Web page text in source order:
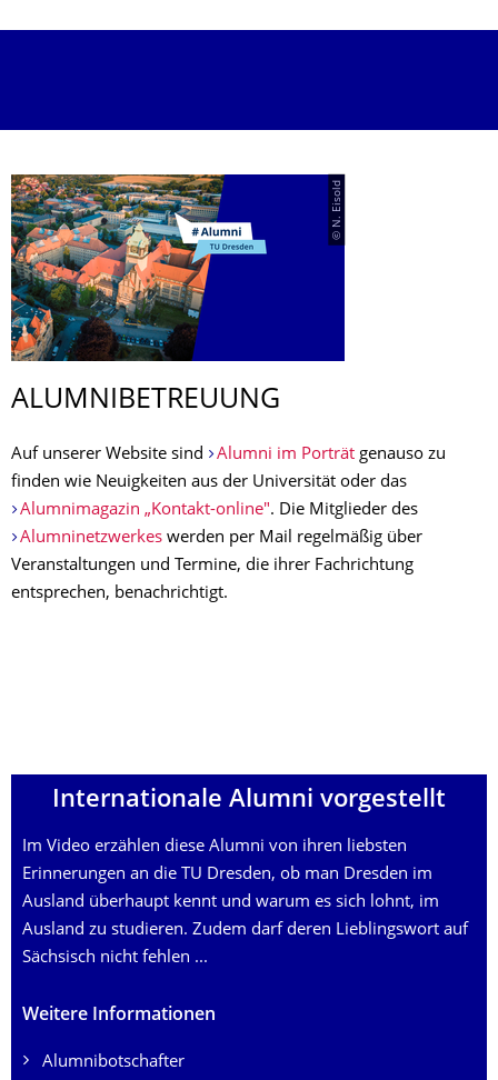
© N. Eisold
ALUMNIBETREUUNG
Auf unserer Website sind Alumni im Porträt genauso zu
finden wie Neuigkeiten aus der Universität oder das
Alumnimagazin „Kontakt-online". Die Mitglieder des
Alumninetzwerkeswerden per Mail regelmäßig über
Veranstaltungen und Termine, die ihrer Fachrichtung
entsprechen, benachrichtigt.
Internationale Alumni vorgestellt
Im Video erzählen diese Alumni von ihren liebsten
Erinnerungen an die TU Dresden, ob man Dresden im
Ausland überhaupt kennt und warum es sich lohnt, im
Ausland zu studieren. Zudem darf deren Lieblingswort auf
Sächsisch nicht fehlen ...
Weitere Informationen
Alumnibotschafter